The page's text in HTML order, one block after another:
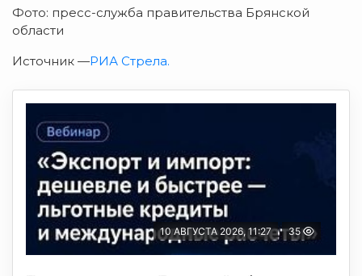
Фото: пресс-служба правительства Брянской
области
Источник —РИА Стрела.
10 АВГУСТА 2026, 11:27 35